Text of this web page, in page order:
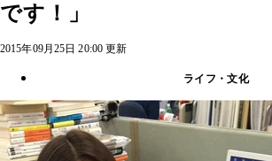
です！」
2015年09月25日 20:00 更新
ライフ・文化